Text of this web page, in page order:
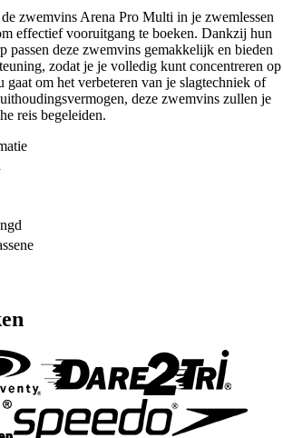
zwemvins Arena Pro Multi in je zwemlessen
effectief vooruitgang te boeken. Dankzij hun
passen deze zwemvins gemakkelijk en bieden
zodat je je volledig kunt concentreren op
gaat om het verbeteren van je slagtechniek of
deze zwemvins zullen je
reis begeleiden.